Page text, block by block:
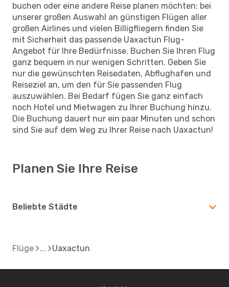
buchen oder eine andere Reise planen möchten: bei
unserer großen Auswahl an günstigen Flügen aller
großen Airlines und vielen Billigfliegern finden Sie
mit Sicherheit das passende Uaxactun Flug-
Angebot für Ihre Bedürfnisse. Buchen Sie Ihren Flug
ganz bequem in nur wenigen Schritten. Geben Sie
nur die gewünschten Reisedaten, Abflughafen und
Reiseziel an, um den für Sie passenden Flug
auszuwählen. Bei Bedarf fügen Sie ganz einfach
noch Hotel und Mietwagen zu Ihrer Buchung hinzu.
Die Buchung dauert nur ein paar Minuten und schon
sind Sie auf dem Weg zu Ihrer Reise nach Uaxactun!
Planen Sie Ihre Reise
Beliebte Städte
Flüge Uaxactun